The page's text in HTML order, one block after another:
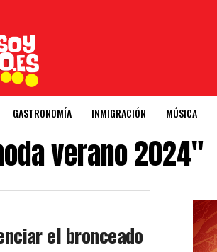
GASTRONOMÍA INMIGRACIÓN MÚSICA
verano 2024"
el bronceado